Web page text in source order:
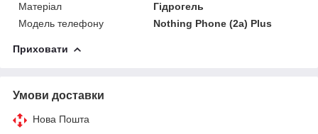
Матеріал
Гідрогель
Модель телефону
Nothing Phone (2a) Plus
Приховати
Умови доставки
Нова Пошта